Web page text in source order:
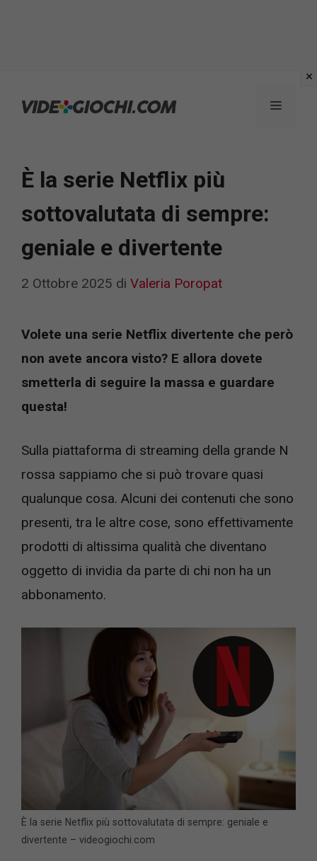
Menu
È la serie Netflix più
sottovalutata di sempre:
geniale e divertente
2 Ottobre 2025 di Valeria Poropat
Volete una serie Netflix divertente che però
non avete ancora visto? E allora dovete
smetterla di seguire la massa e guardare
questa!
Sulla piattaforma di streaming della grande N
rossa sappiamo che si può trovare quasi
qualunque cosa. Alcuni dei contenuti che sono
presenti, tra le altre cose, sono effettivamente
prodotti di altissima qualità che diventano
oggetto di invidia da parte di chi non ha un
abbonamento.
È la serie Netflix più sottovalutata di sempre: geniale e
divertente – videogiochi.com